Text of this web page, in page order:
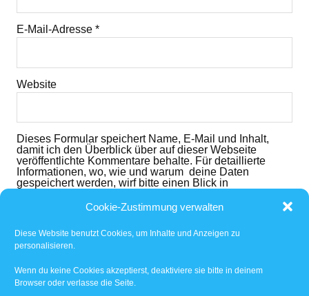
Cookie-Zustimmung verwalten
Diese Website benutzt Cookies, um Inhalte und Anzeigen zu
personalisieren.
Wenn du keine Cookies akzeptierst, deaktiviere sie bitte in deinem
Browser oder verlasse die Seite.
E-Mail-Adresse *
Website
Dieses Formular speichert Name, E-Mail und Inhalt,
damit ich den Überblick über auf dieser Webseite
veröffentlichte Kommentare behalte. Für detaillierte
Informationen, wo, wie und warum deine Daten
gespeichert werden, wirf bitte einen Blick in
Button nimmst du diese zur Kenntnis und akzeptierst
Ich habe dieDatenschutzerklärunggelesen und
akzeptiert.*